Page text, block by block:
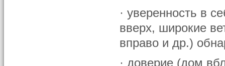
· уверенность в
вверх, широкие
вправо и др.)
· доверие (дом